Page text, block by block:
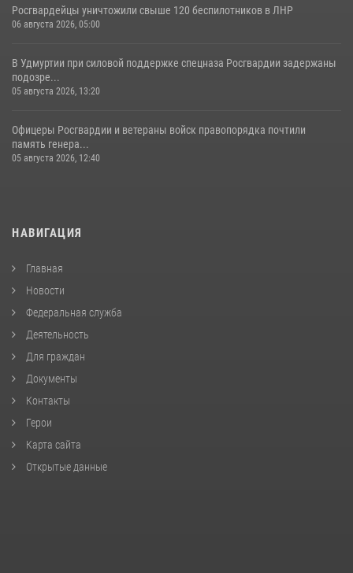
Росгвардейцы уничтожили свыше 120 беспилотников в ЛНР
06 августа 2026, 05:00
В Удмуртии при силовой поддержке спецназа Росгвардии задержаны
подозре...
05 августа 2026, 13:20
Офицеры Росгвардии и ветераны войск правопорядка почтили
память генера...
05 августа 2026, 12:40
НАВИГАЦИЯ
Главная
Новости
Федеральная служба
Деятельность
Для граждан
Документы
Контакты
Герои
Карта сайта
Открытые данные